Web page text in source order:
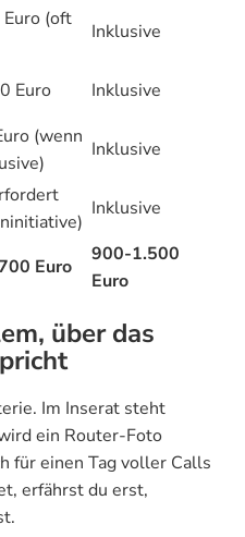
(oft
Inklusive
Euro Inklusive
(wenn
Inklusive
Inklusive
Euro
900-1.500
Euro
über das
Im Inserat steht
ein Router-Foto
für einen Tag voller Calls
erfährst du erst,